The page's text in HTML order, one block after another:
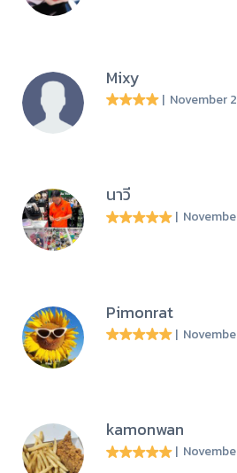
Mixy
| November
นาวี
|
Pimonrat
|
kamonwan
|